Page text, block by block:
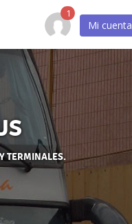
Mi cuenta
TERMINALES.